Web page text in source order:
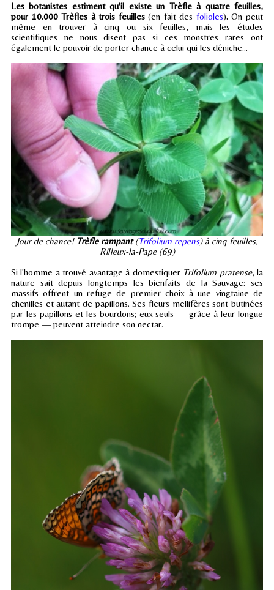
Les botanistes estiment qu'il existe un Trèfle à quatre feuilles,
pour 10.000 Trèfles à trois feuilles(en fait des folioles).On peut
même en trouver à cinq ou six feuilles, mais les études
scientifiques ne nous disent pas si ces monstres rares ont
également le pouvoir de porter chance à celui qui les déniche...
Jour de chance! Trèfle rampant(Trifolium repens) à cinq feuilles,
Rilleux-la-Pape (69)
Si l'homme a trouvé avantage à domestiquer Trifolium pratense, la
nature sait depuis longtemps les bienfaits de la Sauvage: ses
massifs offrent un refuge de premier choix à une vingtaine de
chenilles et autant de papillons. Ses fleurs mellifères sont butinées
par les papillons et les bourdons; eux seuls — grâce à leur longue
trompe — peuvent atteindre son nectar.